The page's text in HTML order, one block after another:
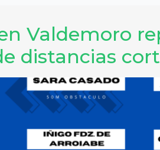
Valdemoro
distancias